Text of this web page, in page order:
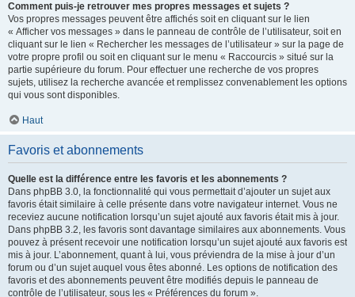
Comment puis-je retrouver mes propres messages et sujets ?
Vos propres messages peuvent être affichés soit en cliquant sur le lien
« Afficher vos messages » dans le panneau de contrôle de l’utilisateur, soit en
cliquant sur le lien « Rechercher les messages de l’utilisateur » sur la page de
votre propre profil ou soit en cliquant sur le menu « Raccourcis » situé sur la
partie supérieure du forum. Pour effectuer une recherche de vos propres
sujets, utilisez la recherche avancée et remplissez convenablement les options
qui vous sont disponibles.
Haut
Favoris et abonnements
Quelle est la différence entre les favoris et les abonnements ?
Dans phpBB 3.0, la fonctionnalité qui vous permettait d’ajouter un sujet aux
favoris était similaire à celle présente dans votre navigateur internet. Vous ne
receviez aucune notification lorsqu’un sujet ajouté aux favoris était mis à jour.
Dans phpBB 3.2, les favoris sont davantage similaires aux abonnements. Vous
pouvez à présent recevoir une notification lorsqu’un sujet ajouté aux favoris est
mis à jour. L’abonnement, quant à lui, vous préviendra de la mise à jour d’un
forum ou d’un sujet auquel vous êtes abonné. Les options de notification des
favoris et des abonnements peuvent être modifiés depuis le panneau de
contrôle de l’utilisateur, sous les « Préférences du forum ».